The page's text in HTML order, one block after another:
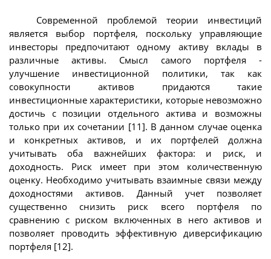
Современной проблемой теории инвестиций
является выбор портфеля, поскольку управляющие
инвесторы предпочитают одному активу вклады в
различные активы. Смысл самого портфеля -
улучшение инвестиционной политики, так как
совокупности активов придаются такие
инвестиционные характеристики, которые невозможно
достичь с позиции отдельного актива и возможны
только при их сочетании [11]. В данном случае оценка
и конкретных активов, и их портфелей должна
учитывать оба важнейших фактора: и риск, и
доходность. Риск имеет при этом количественную
оценку. Необходимо учитывать взаимные связи между
доходностями активов. Данный учет позволяет
существенно снизить риск всего портфеля по
сравнению с риском включенных в него активов и
позволяет проводить эффективную диверсификацию
портфеля [12].